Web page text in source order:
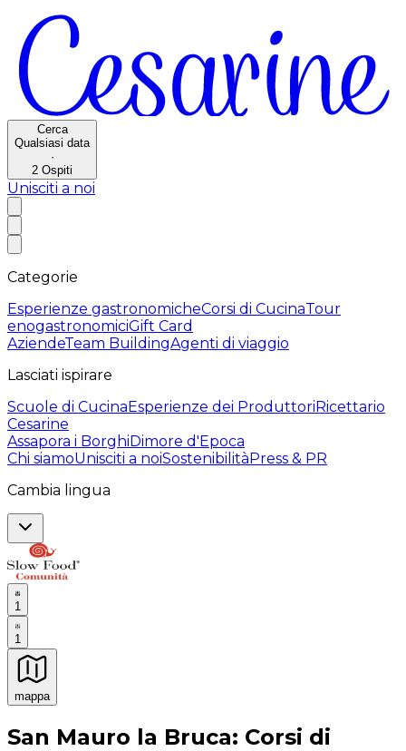
Cerca
Qualsiasi data
·
2 Ospiti
Unisciti a noi
Categorie
Esperienze gastronomicheCorsi di CucinaTour
enogastronomiciGift Card
AziendeTeam BuildingAgenti di viaggio
Lasciati ispirare
Scuole di CucinaEsperienze dei ProduttoriRicettario
Cesarine
Assapora i BorghiDimore d'Epoca
Chi siamoUnisciti a noiSostenibilitàPress & PR
Cambia lingua
1
1
mappa
Esperienze culinarie indimenticabili: Esperienze
San Mauro la Bruca: Corsi di